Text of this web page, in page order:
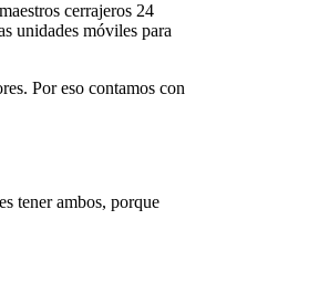
cerrajeros 24
unidades móviles para
Por eso contamos con
tener ambos, porque